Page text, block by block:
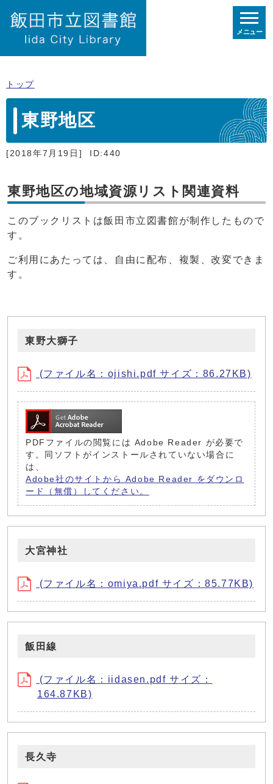
メニュー
トップ
東野地区
[2018年7月19日] ID:440
東野地区の地域資源リスト関連資料
このブックリストは飯田市立図書館が制作したもので
す。
ご利用にあたっては、自由に配布、複製、改変できま
す。
東野大獅子
(ファイル名：ojishi.pdf サイズ：86.27KB)
PDFファイルの閲覧には Adobe Reader が必要で
す。同ソフトがインストールされていない場合に
は、
Adobe社のサイトから Adobe Reader をダウンロ
ード（無償）してください。
大宮神社
(ファイル名：omiya.pdf サイズ：85.77KB)
飯田線
(ファイル名：iidasen.pdf サイズ：
164.87KB)
長久寺